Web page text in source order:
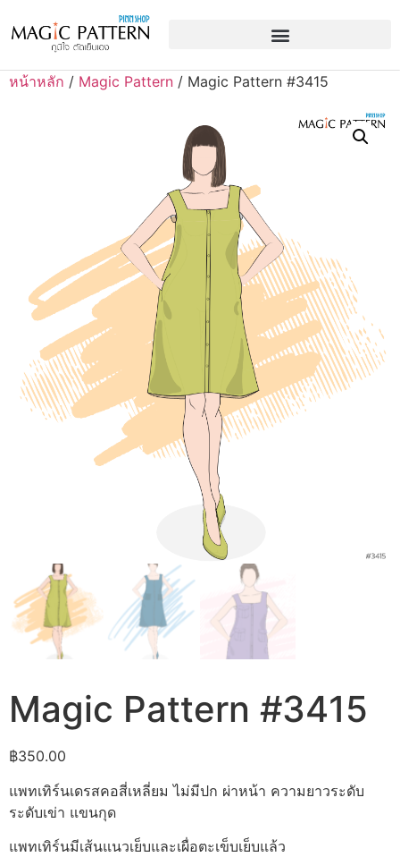
หน้าหลัก / Magic Pattern / Magic Pattern #3415
Magic Pattern #3415
฿350.00
แพทเทิร์นเดรสคอสี่เหลี่ยม ไม่มีปก ผ่าหน้า ความยาวระดับ
ระดับเข่า แขนกุด
แพทเทิร์นมีเส้นแนวเย็บและเผื่อตะเข็บเย็บแล้ว